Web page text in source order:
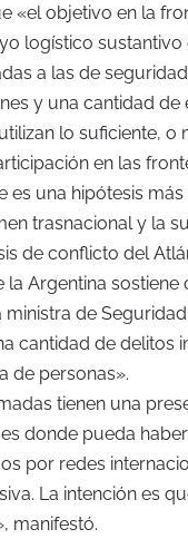
«el objetivo en la
logístico
a las de
y una cantidad de
lo suficiente, o
en las
es una hipótesis
trasnacional y la
de conflicto del
la Argentina sostiene
ministra de
cantidad de delitos
de personas».
tienen una
donde pueda
por redes
La intención es
manifestó.